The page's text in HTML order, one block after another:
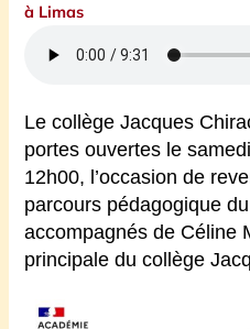
à Limas
Le collège Jacques
portes ouvertes le
12h00, l’occasion de
parcours pédagogique
accompagnés de Céline
principale du collège